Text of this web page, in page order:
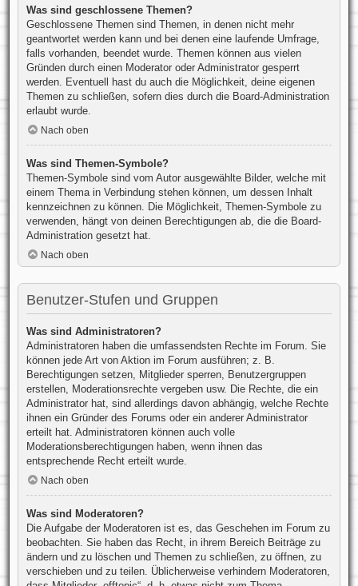
Was sind geschlossene Themen?
Geschlossene Themen sind Themen, in denen nicht mehr
geantwortet werden kann und bei denen eine laufende Umfrage,
falls vorhanden, beendet wurde. Themen können aus vielen
Gründen durch einen Moderator oder Administrator gesperrt
werden. Eventuell hast du auch die Möglichkeit, deine eigenen
Themen zu schließen, sofern dies durch die Board-Administration
erlaubt wurde.
Nach oben
Was sind Themen-Symbole?
Themen-Symbole sind vom Autor ausgewählte Bilder, welche mit
einem Thema in Verbindung stehen können, um dessen Inhalt
kennzeichnen zu können. Die Möglichkeit, Themen-Symbole zu
verwenden, hängt von deinen Berechtigungen ab, die die Board-
Administration gesetzt hat.
Nach oben
Benutzer-Stufen und Gruppen
Was sind Administratoren?
Administratoren haben die umfassendsten Rechte im Forum. Sie
können jede Art von Aktion im Forum ausführen; z. B.
Berechtigungen setzen, Mitglieder sperren, Benutzergruppen
erstellen, Moderationsrechte vergeben usw. Die Rechte, die ein
Administrator hat, sind allerdings davon abhängig, welche Rechte
ihnen ein Gründer des Forums oder ein anderer Administrator
erteilt hat. Administratoren können auch volle
Moderationsberechtigungen haben, wenn ihnen das
entsprechende Recht erteilt wurde.
Nach oben
Was sind Moderatoren?
Die Aufgabe der Moderatoren ist es, das Geschehen im Forum zu
beobachten. Sie haben das Recht, in ihrem Bereich Beiträge zu
ändern und zu löschen und Themen zu schließen, zu öffnen, zu
verschieben und zu teilen. Üblicherweise verhindern Moderatoren,